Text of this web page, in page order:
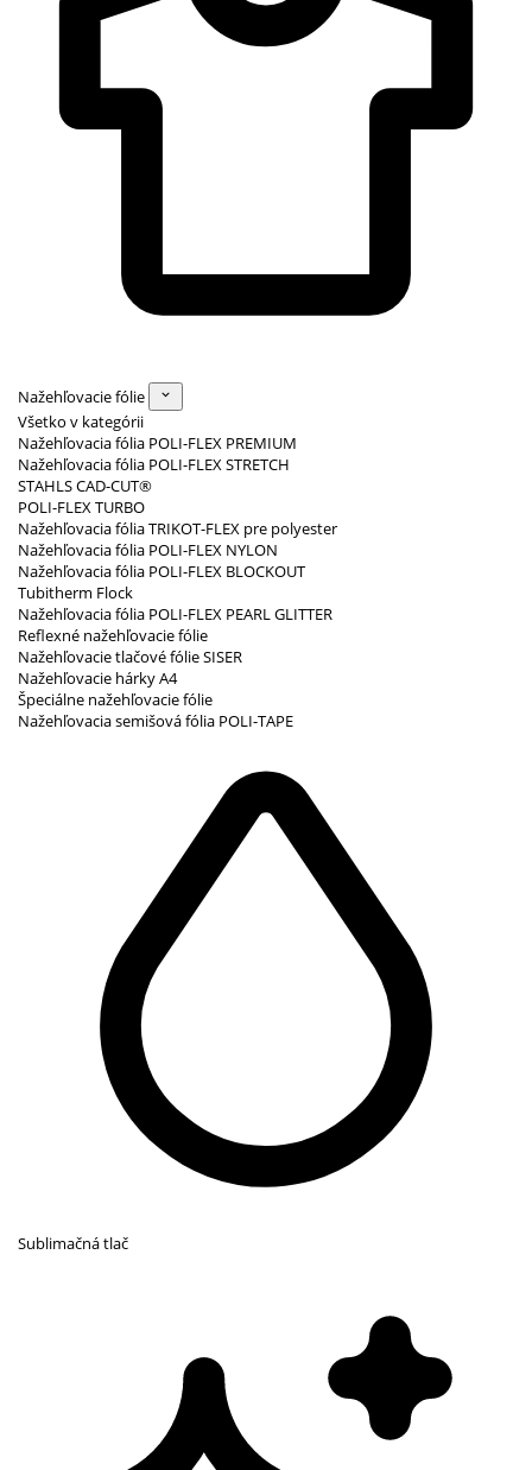
Nažehľovacie fólie
Všetko v kategórii
Nažehľovacia fólia POLI-FLEX PREMIUM
Nažehľovacia fólia POLI-FLEX STRETCH
STAHLS CAD-CUT®
POLI-FLEX TURBO
Nažehľovacia fólia TRIKOT-FLEX pre polyester
Nažehľovacia fólia POLI-FLEX NYLON
Nažehľovacia fólia POLI-FLEX BLOCKOUT
Tubitherm Flock
Nažehľovacia fólia POLI-FLEX PEARL GLITTER
Reflexné nažehľovacie fólie
Nažehľovacie tlačové fólie SISER
Nažehľovacie hárky A4
Špeciálne nažehľovacie fólie
Nažehľovacia semišová fólia POLI-TAPE
Sublimačná tlač